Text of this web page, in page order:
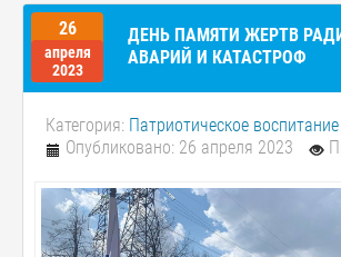
26
апреля
2023
ДЕНЬ ПАМЯТИ ЖЕРТВ
АВАРИЙ И КАТАСТРОФ
Категория: Патриотическое воспитание
Опубликовано: 26 апреля 2023